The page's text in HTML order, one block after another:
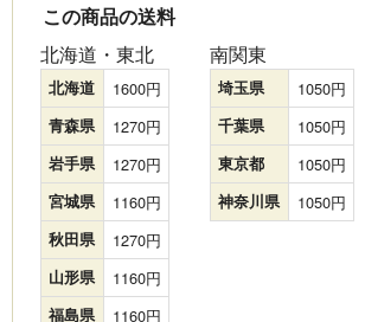
この商品の送料
北海道・東北
北海道 1600
青森県 1270
岩手県 1270
宮城県 1160
秋田県 1270
山形県 1160
福島県 1160
南関東
埼玉県 1050
千葉県 1050
東京都 1050
神奈川県 1050